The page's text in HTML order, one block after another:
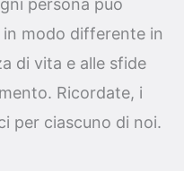
modo differente in
di vita e alle sfide
Ricordate, i
per ciascuno di noi.